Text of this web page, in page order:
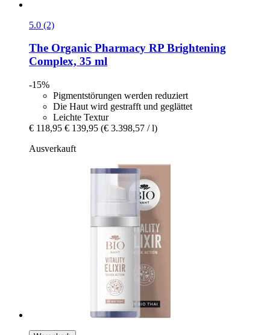
5.0 (2)
The Organic Pharmacy RP Brightening
Complex, 35 ml
-15%
Pigmentstörungen werden reduziert
Die Haut wird gestrafft und geglättet
Leichte Textur
€ 118,95 € 139,95 (€ 3.398,57 / l)
Ausverkauft